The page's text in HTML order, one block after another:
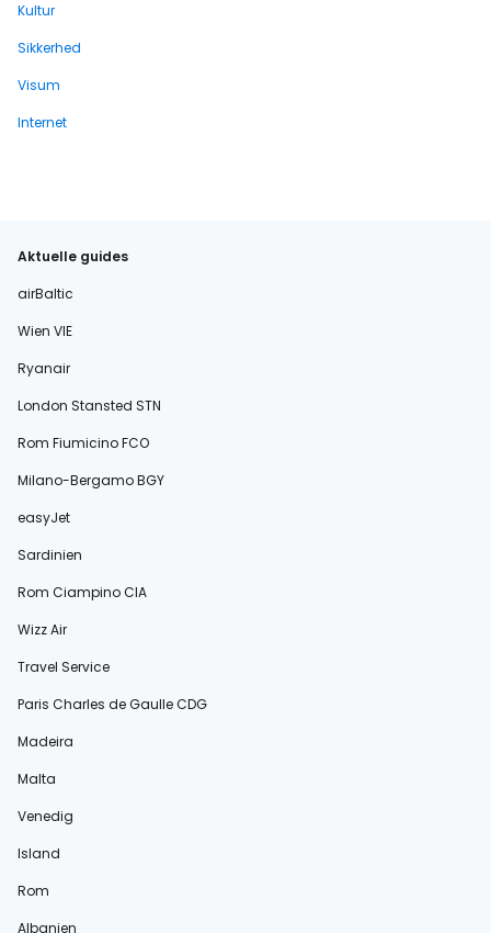
Kultur
Sikkerhed
Visum
Internet
Aktuelle guides
airBaltic
Wien VIE
Ryanair
London Stansted STN
Rom Fiumicino FCO
Milano-Bergamo BGY
easyJet
Sardinien
Rom Ciampino CIA
Wizz Air
Travel Service
Paris Charles de Gaulle CDG
Madeira
Malta
Venedig
Island
Rom
Albanien